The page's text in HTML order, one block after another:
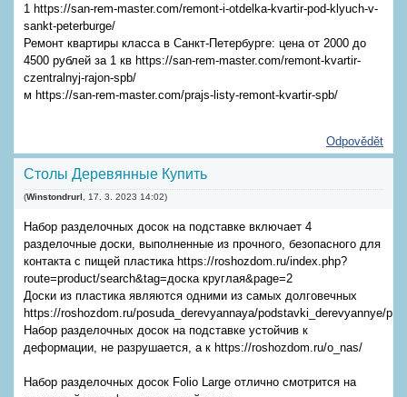
1 https://san-rem-master.com/remont-i-otdelka-kvartir-pod-klyuch-v-
sankt-peterburge/
Ремонт квартиры класса в Санкт-Петербурге: цена от 2000 до
4500 рублей за 1 кв https://san-rem-master.com/remont-kvartir-
czentralnyj-rajon-spb/
м https://san-rem-master.com/prajs-listy-remont-kvartir-spb/
Odpovědět
Столы Деревянные Купить
(Winstondrurl 17. 3. 2023 14:02)
Набор разделочных досок на подставке включает 4
разделочные доски, выполненные из прочного, безопасного для
контакта с пищей пластика https://roshozdom.ru/index.php?
route=product/search&tag=доска круглая&page=2
Доски из пластика являются одними из самых долговечных
https://roshozdom.ru/posuda_derevyannaya/podstavki_derevyannye/
Набор разделочных досок на подставке устойчив к
деформации, не разрушается, а к https://roshozdom.ru/o_nas/
Набор разделочных досок Folio Large отлично смотрится на